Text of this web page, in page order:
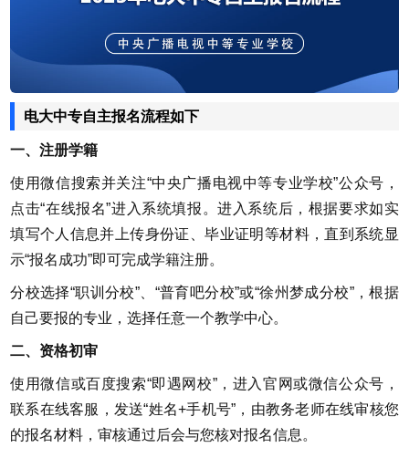
电大中专自主报名流程如下
一、注册学籍
使用微信搜索并关注“中央广播电视中等专业学校”公众号，
点击“在线报名”进入系统填报。进入系统后，根据要求如实
填写个人信息并上传身份证、毕业证明等材料，直到系统显
示“报名成功”即可完成学籍注册。
分校选择“职训分校”、“普育吧分校”或“徐州梦成分校”，根据
自己要报的专业，选择任意一个教学中心。
二、资格初审
使用微信或百度搜索“即遇网校”，进入官网或微信公众号，
联系在线客服，发送“姓名+手机号”，由教务老师在线审核您
的报名材料，审核通过后会与您核对报名信息。